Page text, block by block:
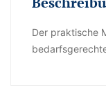
Der praktische